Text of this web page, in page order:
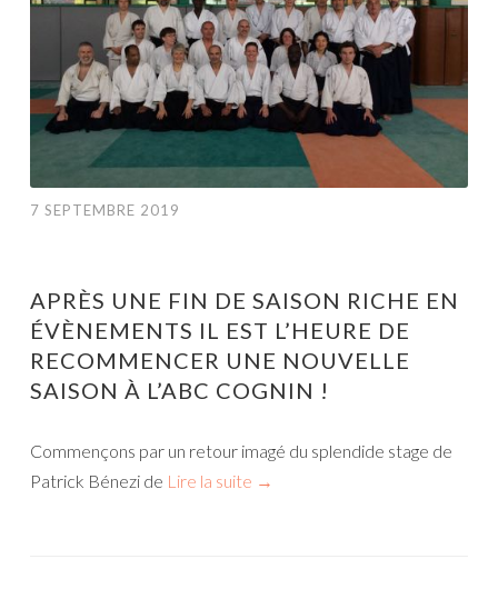
7 SEPTEMBRE 2019
APRÈS UNE FIN DE SAISON RICHE EN
ÉVÈNEMENTS IL EST L’HEURE DE
RECOMMENCER UNE NOUVELLE
SAISON À L’ABC COGNIN !
Commençons par un retour imagé du splendide stage de
Patrick Bénezi de Lire la suite →